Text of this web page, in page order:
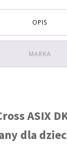
OPIS
MARKA
ASIX
dla